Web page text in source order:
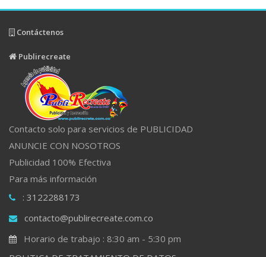
Contáctenos
Publirecreate
Contacto solo para servicios de PUBLICIDAD
ANUNCIE CON NOSOTROS
Publicidad 100% Efectiva
Para más información
: 3122288173
contacto@publirecreate.com.co
Horario de trabajo : 8:30 am - 5:30 pm